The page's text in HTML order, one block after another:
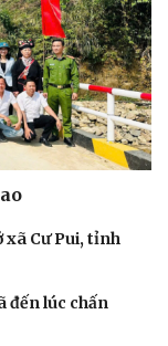
xã Cư Pui, tỉnh
đến lúc chấn